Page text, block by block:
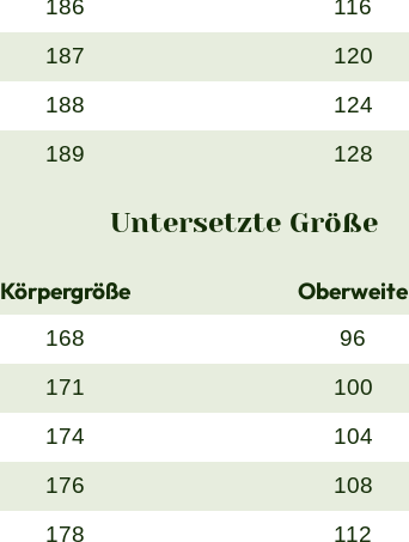
186 116
187 120
188 124
189 128
Untersetzte Größe
Körpergröße Oberweite
168 96
171 100
174 104
176 108
178 112